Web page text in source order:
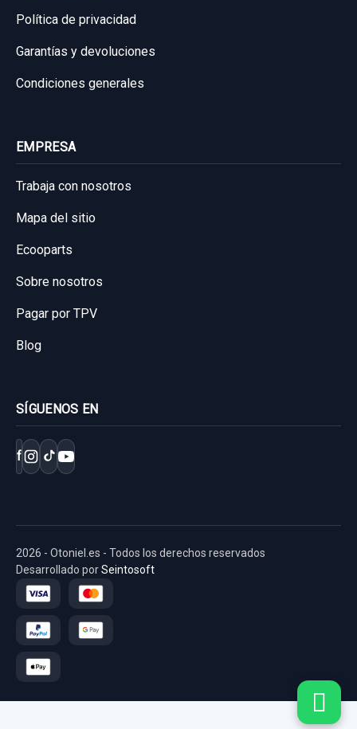
usado.
16,52 €
MODULO CONFORT 91940A5010M01
MODULO CONFORT 91940A5010M01
usado.
HYUNDAI I30 (GD) TREND
Política de privacidad
Garantías y devoluciones
Condiciones generales
EMPRESA
Trabaja con nosotros
Mapa del sitio
Ecooparts
Sobre nosotros
Pagar por TPV
Blog
SÍGUENOS EN
f
2026 - Otoniel.es - Todos los derechos reservados
Desarrollado porSeintosoft